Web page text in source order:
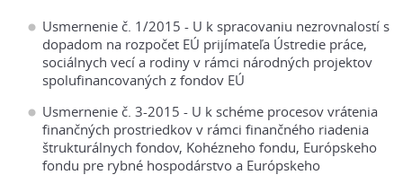
Usmernenie č. 1/2015 - U k spracovaniu nezrovnalostí s
dopadom na rozpočet EÚ prijímateľa Ústredie práce,
sociálnych vecí a rodiny v rámci národných projektov
spolufinancovaných z fondov EÚ
Usmernenie č. 3-2015 - U k schéme procesov vrátenia
finančných prostriedkov v rámci finančného riadenia
štrukturálnych fondov, Kohézneho fondu, Európskeho
fondu pre rybné hospodárstvo a Európskeho